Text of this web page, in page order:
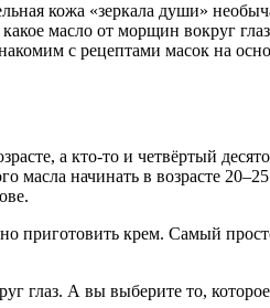
кожа «зеркала души»
масло от морщин вокруг
с рецептами масок на
а кто-то и четвёртый
масла начинать в возрасте
приготовить крем. Самый
глаз. А вы выберите то,